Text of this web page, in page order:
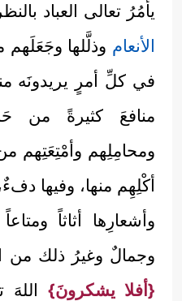
يأمُرُ تعالى العباد
الأنعام وذلَّلها
في كلِّ أمرٍ يريدونَه
منافعَ كثيرةً من
ومحامِلِهم
أكْلِهِم منها، وفيها
وأشعارِها أثاثاً
وجمالٌ وغيرُ ذلك من
{أفلا يشكرونَ} اللهَ